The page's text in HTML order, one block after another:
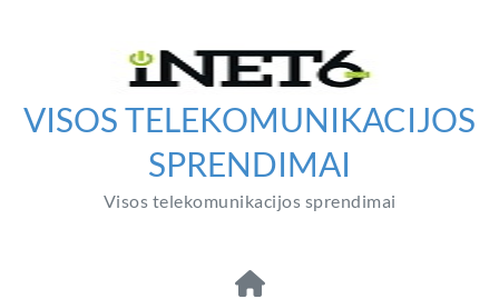
VISOS TELEKOMUNIKACIJOS
SPRENDIMAI
Visos telekomunikacijos sprendimai